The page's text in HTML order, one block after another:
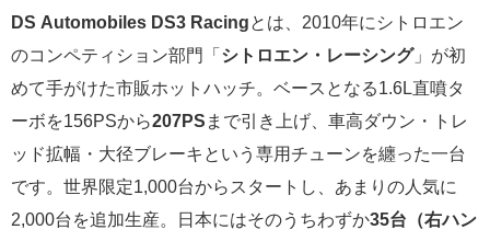
DS Automobiles DS3 Racing とは、2010年にシトロエン
のコンペティション部門「シトロエン・レーシング」が初
めて手がけた市販ホットハッチ。ベースとなる1.6L直噴タ
ーボを156PSから207PS まで引き上げ、車高ダウン・トレ
ッド拡幅・大径ブレーキという専用チューンを纏った一台
です。世界限定1,000台からスタートし、あまりの人気に
2,000台を追加生産。日本にはそのうちわずか35台（右ハン